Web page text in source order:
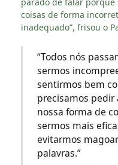
coisas de forma
inadequado”, frisou o
“Todos nós
sermos
sentirmos bem
precisamos pedir
nossa forma de
sermos mais
evitarmos
palavras.”